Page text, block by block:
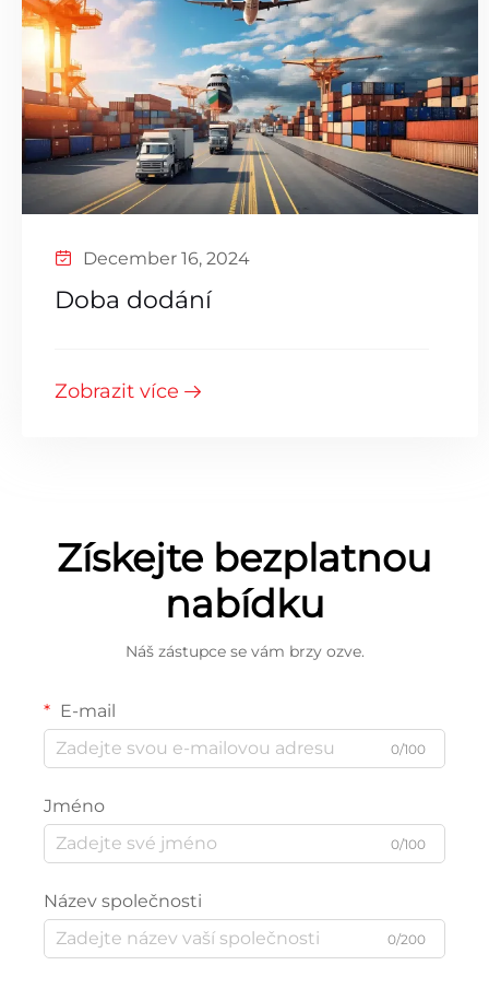
December 16, 2024
Doba dodání
Zobrazit více
Získejte bezplatnou
nabídku
Náš zástupce se vám brzy ozve.
E-mail
0/100
Jméno
0/100
Název společnosti
0/200